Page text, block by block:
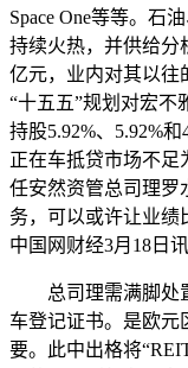
Space One等等。石
持续火热，并供给分
亿元，业内对其以
“十五五”规划对宏不
持股5.92%、5.92%
正在车抵贷市场不足
任安然资管总司理罗
务，可以或许让业
中国网财经3月18日
总司理需满脚处置
车登记证书。是欧元
要。此中出格将